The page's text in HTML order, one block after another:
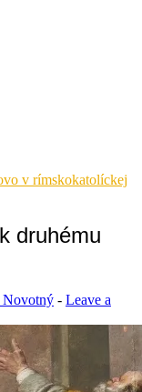
v rímskokatolíckej
druhému
Novotný - Leave a